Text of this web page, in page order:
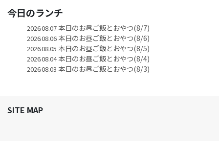
今日のランチ
2026.08.07本日のお昼ご飯とおやつ(8/7)
2026.08.06本日のお昼ご飯とおやつ(8/6)
2026.08.05 本日のお昼ご飯とおやつ(8/5)
2026.08.04本日のお昼ご飯とおやつ(8/4)
2026.08.03 本日のお昼ご飯とおやつ(8/3)
SITE MAP